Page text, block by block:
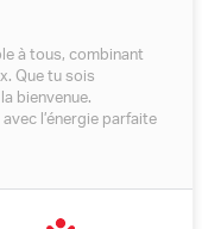
à tous, combinant
Que tu sois
bienvenue.
l’énergie parfaite